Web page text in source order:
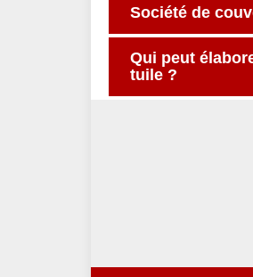
Société de
Qui peut
tuile ?